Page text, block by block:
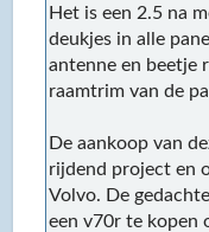
Het is een 2.5 na
deukjes in alle
antenne en beetje
raamtrim van de
De aankoop van
rijdend project en
Volvo. De
een v70r te kopen